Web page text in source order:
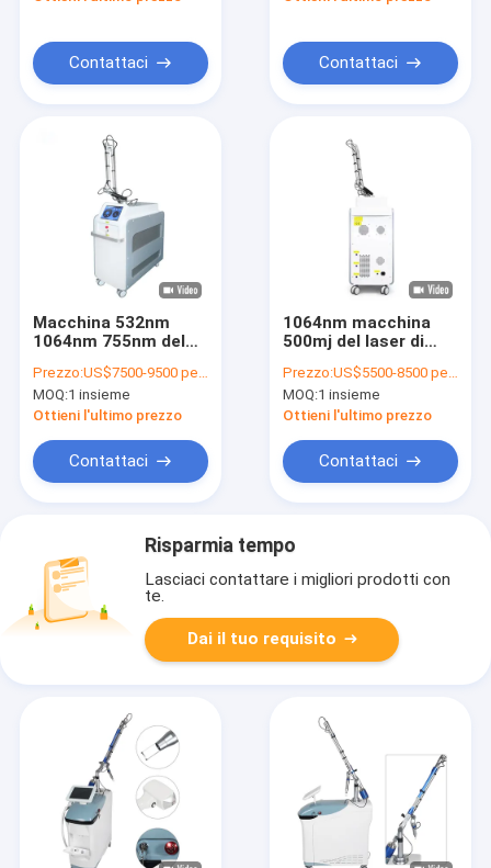
Contattaci Contattaci
Macchina 532nm
1064nm 755nm del
del ND Yag
Prezzo:US$7500-9500 per set
MOQ:1 insieme
Ottieni l'ultimo prezzo
Contattaci
1064nm macchina
500mj del laser di
10mm - di 2mm
Prezzo:US$5500-8500 per set
MOQ:1 insieme
Ottieni l'ultimo prezzo
Contattaci
Risparmia tempo
Lasciaci contattare i migliori prodotti con
te.
Dai il tuo requisito